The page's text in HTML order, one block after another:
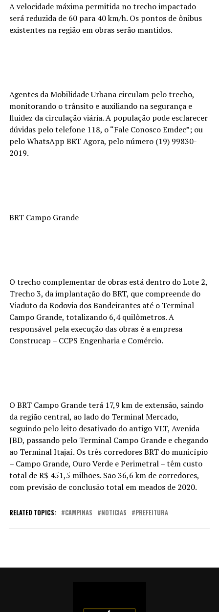
A velocidade máxima permitida no trecho impactado
será reduzida de 60 para 40 km/h. Os pontos de ônibus
existentes na região em obras serão mantidos.
Agentes da Mobilidade Urbana circulam pelo trecho,
monitorando o trânsito e auxiliando na segurança e
fluidez da circulação viária. A população pode esclarecer
dúvidas pelo telefone 118, o “Fale Conosco Emdec”; ou
pelo WhatsApp BRT Agora, pelo número (19) 99830-
2019.
BRT Campo Grande
O trecho complementar de obras está dentro do Lote 2,
Trecho 3, da implantação do BRT, que compreende do
Viaduto da Rodovia dos Bandeirantes até o Terminal
Campo Grande, totalizando 6,4 quilômetros. A
responsável pela execução das obras é a empresa
Construcap – CCPS Engenharia e Comércio.
O BRT Campo Grande terá 17,9 km de extensão, saindo
da região central, ao lado do Terminal Mercado,
seguindo pelo leito desativado do antigo VLT, Avenida
JBD, passando pelo Terminal Campo Grande e chegando
ao Terminal Itajaí. Os três corredores BRT do município
– Campo Grande, Ouro Verde e Perimetral – têm custo
total de R$ 451,5 milhões. São 36,6 km de corredores,
com previsão de conclusão total em meados de 2020.
RELATED TOPICS: CAMPINAS NOTICIAS PREFEITURA